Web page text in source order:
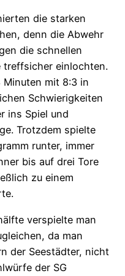
die starken
denn die Abwehr
die schnellen
treffsicher einlochten.
mit 8:3 in
Schwierigkeiten
ins Spiel und
Trotzdem spielte
runter, immer
bis auf drei Tore
zu einem
verspielte man
da man
der Seestädter, nicht
der SG